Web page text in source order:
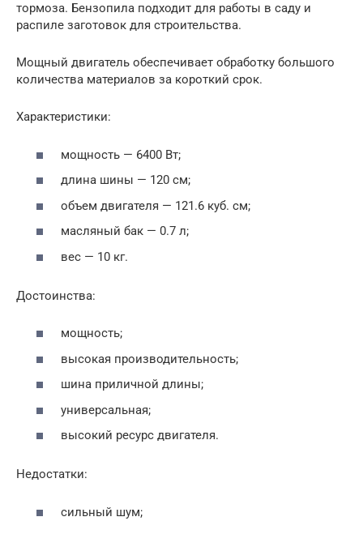
тормоза. Бензопила подходит для работы в саду и
распиле заготовок для строительства.
Мощный двигатель обеспечивает обработку большого
количества материалов за короткий срок.
Характеристики:
мощность — 6400 Вт;
длина шины — 120 см;
объем двигателя — 121.6 куб. см;
масляный бак — 0.7 л;
вес — 10 кг.
Достоинства:
мощность;
высокая производительность;
шина приличной длины;
универсальная;
высокий ресурс двигателя.
Недостатки:
сильный шум;